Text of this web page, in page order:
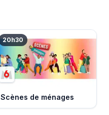
20h30
Scènes de ménages